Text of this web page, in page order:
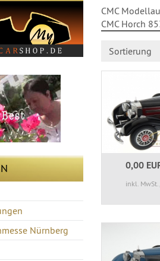
Nürnberg
CMC
CMC Horch
Sortierung
0,00
inkl. MwSt.,